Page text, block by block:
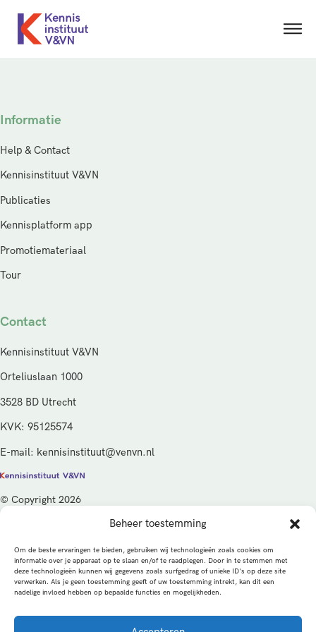
Beheer toestemming
Om de beste ervaringen te bieden, gebruiken wij technologieën zoals cookies om
informatie over je apparaat op te slaan en/of te raadplegen. Door in te stemmen met
deze technologieën kunnen wij gegevens zoals surfgedrag of unieke ID's op deze site
verwerken. Als je geen toestemming geeft of uw toestemming intrekt, kan dit een
nadelige invloed hebben op bepaalde functies en mogelijkheden.
Informatie
Help & Contact
Kennisinstituut V&VN
Publicaties
Kennisplatform app
Promotiemateriaal
Tour
Contact
Kennisinstituut V&VN
Orteliuslaan 1000
3528 BD Utrecht
KVK: 95125574
E-mail: kennisinstituut@venvn.nl
© Copyright 2026
De activiteiten van het Kennisinstituut V&VN worden gefinancierd
vanuit de kwaliteitsgelden van het ministerie van Volksgezondheid,
Welzijn en Sport (VWS), beheerd door ZonMw.
PrivacybeleidCookiesAlgemene voorwaarden